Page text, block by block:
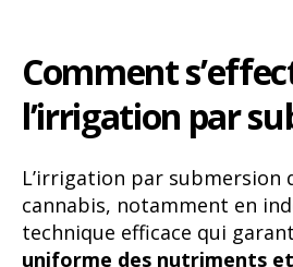
Comment
l’irrigation par
L’irrigation par submersion
cannabis, notamment en
technique efficace qui
uniforme des nutriments et